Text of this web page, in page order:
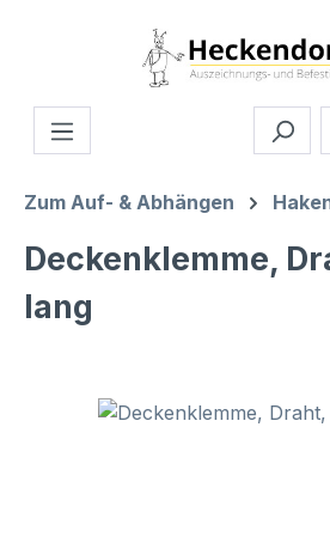
Zum Hauptinhalt springen
Zum Auf- & Abhängen
Deckenklemme,
lang
Bildergalerie überspringen